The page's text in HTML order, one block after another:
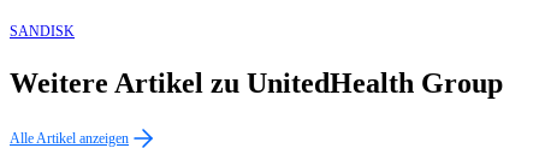
SANDISK
Weitere Artikel zu UnitedHealth Group
Alle Artikel anzeigen